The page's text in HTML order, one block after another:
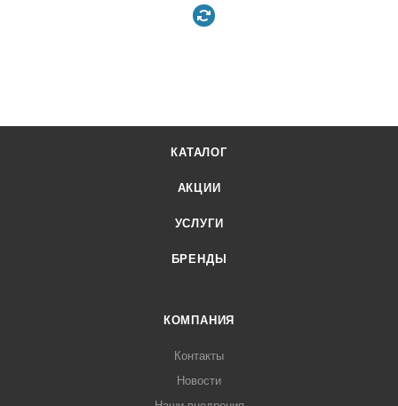
КАТАЛОГ
АКЦИИ
УСЛУГИ
БРЕНДЫ
КОМПАНИЯ
Контакты
Новости